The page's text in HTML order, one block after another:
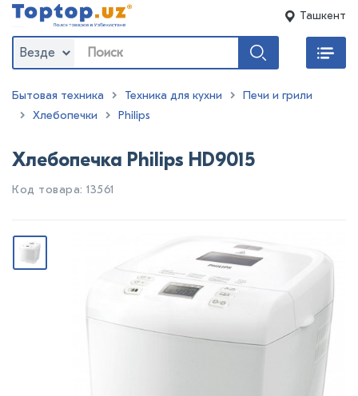
Ташкент
Везде
Бытовая техника Техника для кухни
Печи и грили
Хлебопечки
Philips
Хлебопечка Philips HD9015
Код товара: 13561